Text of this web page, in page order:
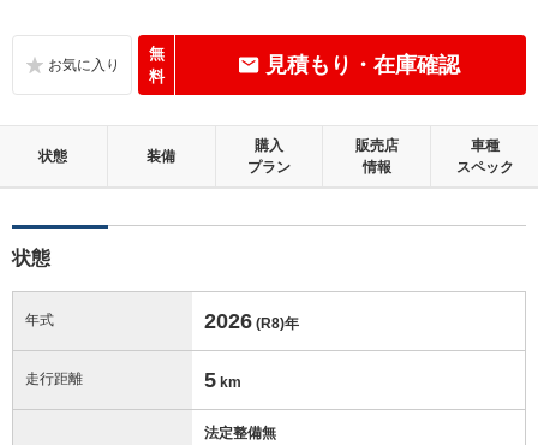
無
料
見積もり・在庫確認
状態 装備
購入
プラン
販売店
情報
車種
スペック
状態
年式 2026 (R8)年
走行距離 5 km
法定整備無